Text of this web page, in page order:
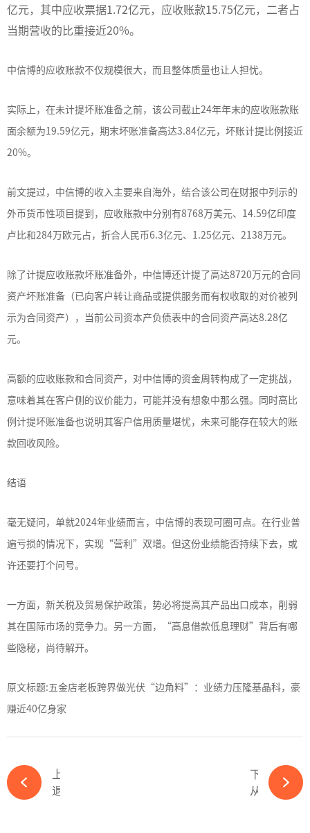
亿元，其中应收票据1.72亿元，应收账款15.75亿元，二者占
当期营收的比重接近20%。
中信博的应收账款不仅规模很大，而且整体质量也让人担忧。
实际上，在未计提坏账准备之前，该公司截止24年年末的应收账款账
面余额为19.59亿元，期末坏账准备高达3.84亿元，坏账计提比例接近
20%。
前文提过，中信博的收入主要来自海外，结合该公司在财报中列示的
外币货币性项目提到，应收账款中分别有8768万美元、14.59亿印度
卢比和284万欧元占，折合人民币6.3亿元、1.25亿元、2138万元。
除了计提应收账款坏账准备外，中信博还计提了高达8720万元的合同
资产坏账准备（已向客户转让商品或提供服务而有权收取的对价被列
示为合同资产），当前公司资本产负债表中的合同资产高达8.28亿
元。
高额的应收账款和合同资产，对中信博的资金周转构成了一定挑战，
意味着其在客户侧的议价能力，可能并没有想象中那么强。同时高比
例计提坏账准备也说明其客户信用质量堪忧，未来可能存在较大的账
款回收风险。
结语
毫无疑问，单就2024年业绩而言，中信博的表现可圈可点。在行业普
遍亏损的情况下，实现“营利”双增。但这份业绩能否持续下去，或
许还要打个问号。
一方面，新关税及贸易保护政策，势必将提高其产品出口成本，削弱
其在国际市场的竞争力。另一方面，“高息借款低息理财”背后有哪
些隐秘，尚待解开。
原文标题:五金店老板跨界做光伏“边角料”：业绩力压隆基晶科，豪
赚近40亿身家
下一篇
从“三峡”到“衢州国资”，成立仅7年的光伏黑马一道新能将易主-必赢体育app官方平台